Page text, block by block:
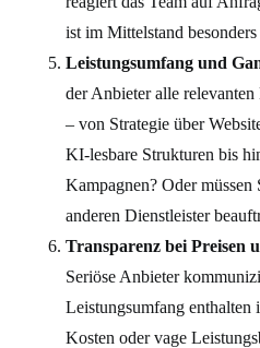
ist im Mittelstand
Leistungsumfang und
der Anbieter alle
– von Strategie über
KI-lesbare Strukturen bis
Kampagnen? Oder
anderen Dienstleister
Transparenz bei Preisen
Seriöse Anbieter
Leistungsumfang enthalten
Kosten oder vage